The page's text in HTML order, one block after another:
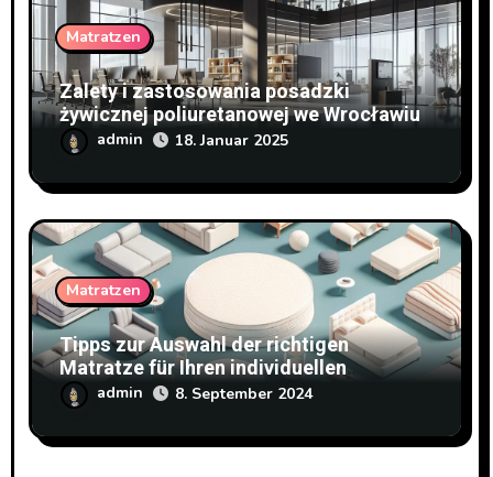
Matratzen
Zalety i zastosowania posadzki
żywicznej poliuretanowej we Wrocławiu
admin 18. Januar 2025
Matratzen
Tipps zur Auswahl der richtigen
Matratze für Ihren individuellen
Schlafkomfort
admin 8. September 2024